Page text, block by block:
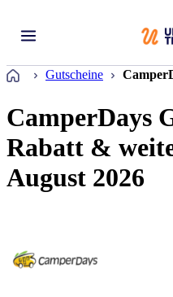
Startseite
Gutscheine
CamperDays
Rabatt &
August 2026